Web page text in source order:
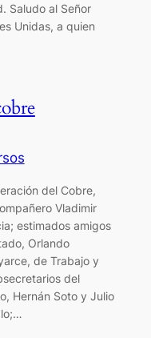
Saludo al Señor
Unidas, a quien
del Cobre,
Vladimir
estimados amigos
Orlando
de Trabajo y
del
Hernán Soto y Julio